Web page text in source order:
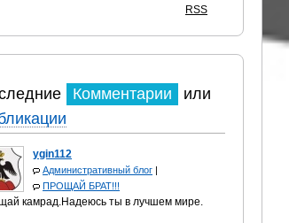
RSS
Комментарии
или
ygin112
Административный блог |
ПРОЩАЙ БРАТ!!!
камрад.Надеюсь ты в лучшем мире.